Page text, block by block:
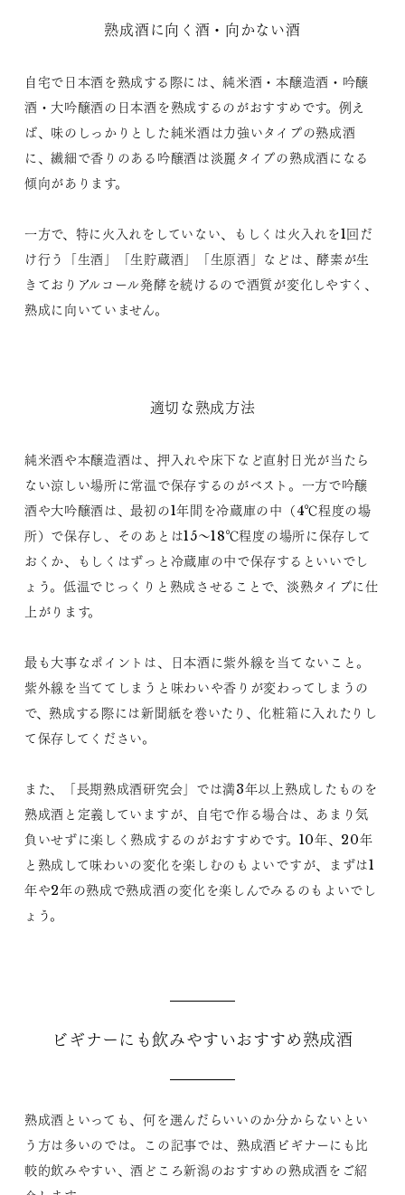
熟成酒に向く酒・向かない酒
自宅で日本酒を熟成する際には、純米酒・本醸造酒・吟醸
酒・大吟醸酒の日本酒を熟成するのがおすすめです。例え
ば、味のしっかりとした純米酒は力強いタイプの熟成酒
に、繊細で香りのある吟醸酒は淡麗タイプの熟成酒になる
傾向があります。
一方で、特に火入れをしていない、もしくは火入れを1回だ
け行う「生酒」「生貯蔵酒」「生原酒」などは、酵素が生
きておりアルコール発酵を続けるので酒質が変化しやすく、
熟成に向いていません。
適切な熟成方法
純米酒や本醸造酒は、押入れや床下など直射日光が当たら
ない涼しい場所に常温で保存するのがベスト。一方で吟醸
酒や大吟醸酒は、最初の1年間を冷蔵庫の中（4℃程度の場
所）で保存し、そのあとは15～18℃程度の場所に保存して
おくか、もしくはずっと冷蔵庫の中で保存するといいでし
ょう。低温でじっくりと熟成させることで、淡熟タイプに仕
上がります。
最も大事なポイントは、日本酒に紫外線を当てないこと。
紫外線を当ててしまうと味わいや香りが変わってしまうの
で、熟成する際には新聞紙を巻いたり、化粧箱に入れたりし
て保存してください。
また、「長期熟成酒研究会」では満3年以上熟成したものを
熟成酒と定義していますが、自宅で作る場合は、あまり気
負いせずに楽しく熟成するのがおすすめです。10年、20年
と熟成して味わいの変化を楽しむのもよいですが、まずは1
年や2年の熟成で熟成酒の変化を楽しんでみるのもよいでし
ょう。
ビギナーにも飲みやすいおすすめ熟成酒
熟成酒といっても、何を選んだらいいのか分からないとい
う方は多いのでは。この記事では、熟成酒ビギナーにも比
較的飲みやすい、酒どころ新潟のおすすめの熟成酒をご紹